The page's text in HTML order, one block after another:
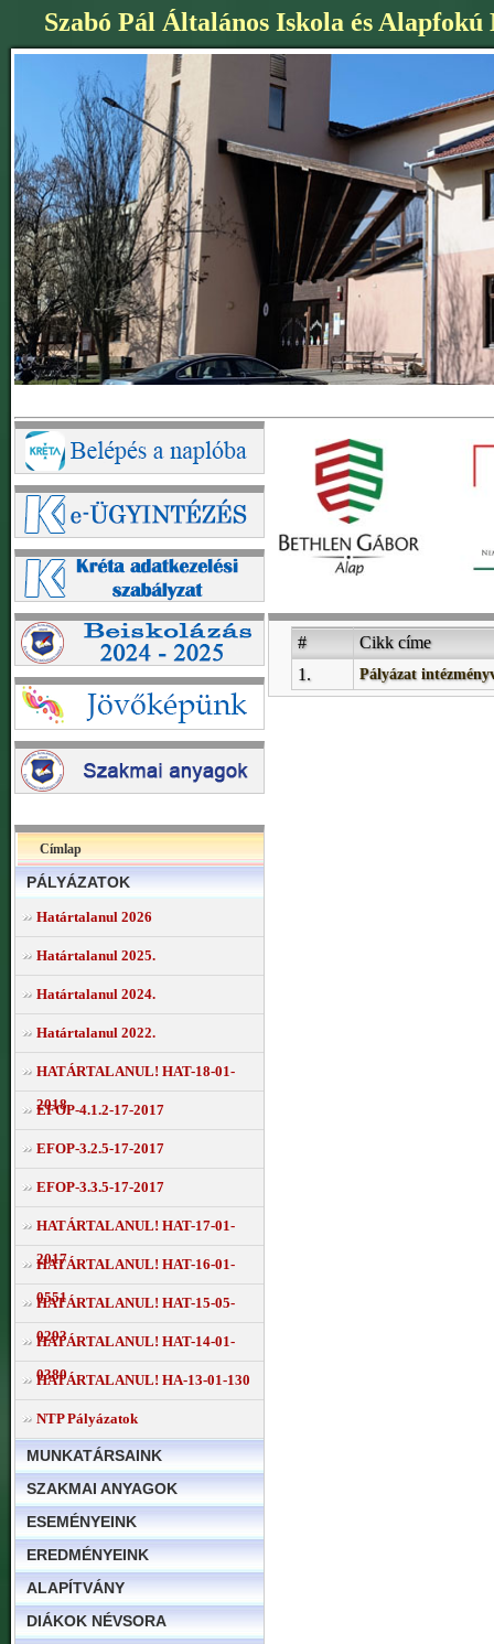
Szabó Pál Általános Iskola és
Címlap
PÁLYÁZATOK
Határtalanul 2026
Határtalanul 2025.
Határtalanul 2024.
Határtalanul 2022.
HATÁRTALANUL! HAT-18-01-
2018
EFOP-4.1.2-17-2017
EFOP-3.2.5-17-2017
EFOP-3.3.5-17-2017
HATÁRTALANUL! HAT-17-01-
2017
HATÁRTALANUL! HAT-16-01-
0551
HATÁRTALANUL! HAT-15-05-
0293
HATÁRTALANUL! HAT-14-01-
0380
HATÁRTALANUL! HA-13-01-130
NTP Pályázatok
MUNKATÁRSAINK
SZAKMAI ANYAGOK
ESEMÉNYEINK
EREDMÉNYEINK
ALAPÍTVÁNY
DIÁKOK NÉVSORA
#
Cikk címe
1.
Pályázat